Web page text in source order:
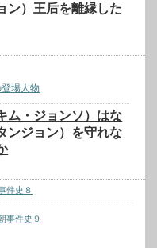
ン）王后を離縁した
場人物
ム・ジョンソ）はな
ンジョン）を守れな
件史８
事件史９